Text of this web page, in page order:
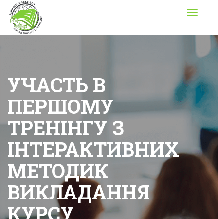
Toggle
УЧАСТЬ В
ПЕРШОМУ
ТРЕНІНГУ З
ІНТЕРАКТИВНИХ
МЕТОДИК
ВИКЛАДАННЯ
КУРСУ